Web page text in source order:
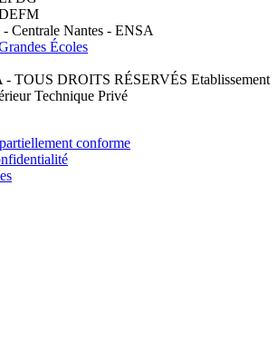
TOUS DROITS RÉSERVÉS Etablissement
Technique Privé
conforme